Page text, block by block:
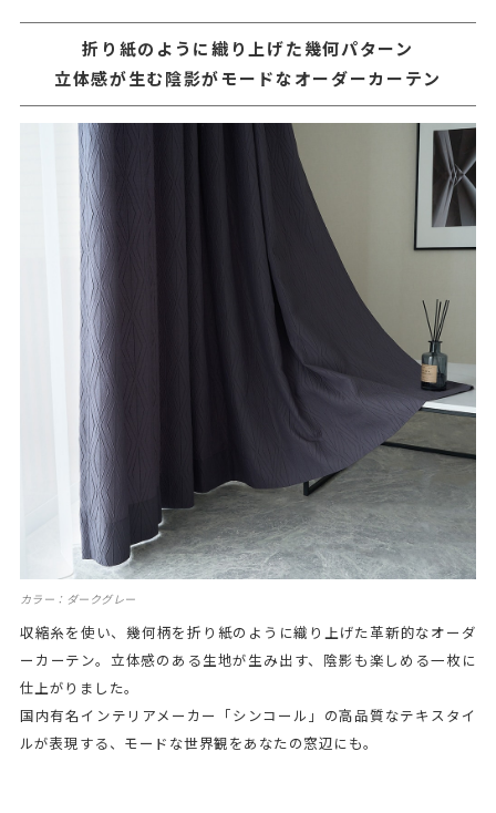
折り紙のように織り上げた幾何パターン
立体感が生む陰影がモードなオーダーカーテン
カラー：ダークグレー
収縮糸を使い、幾何柄を折り紙のように織り上げた革新的なオーダ
ーカーテン。立体感のある生地が生み出す、陰影も楽しめる一枚に
仕上がりました。
国内有名インテリアメーカー「シンコール」の高品質なテキスタイ
ルが表現する、モードな世界観をあなたの窓辺にも。